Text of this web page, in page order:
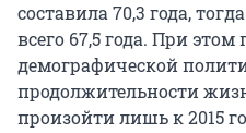
составила 70,3 года,
всего 67,5 года. При
демографической
продолжительности
произойти лишь к 2015